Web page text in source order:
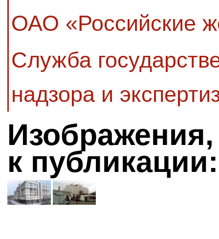
ОАО «Российские
Служба
надзора и
к публикации: